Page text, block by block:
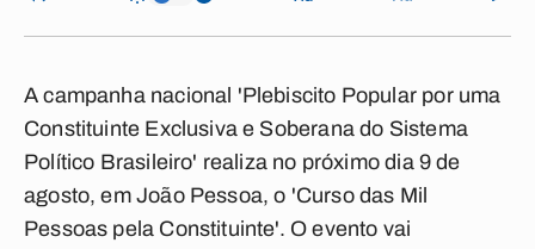
A campanha nacional 'Plebiscito Popular por uma
Constituinte Exclusiva e Soberana do Sistema
Político Brasileiro' realiza no próximo dia 9 de
agosto, em João Pessoa, o 'Curso das Mil
Pessoas pela Constituinte'. O evento vai